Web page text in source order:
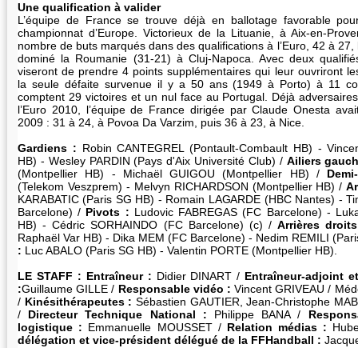
Une qualification à valider
L’équipe de France se trouve déjà en ballotage favorable
championnat d’Europe. Victorieux de la Lituanie, à Aix-en-
nombre de buts marqués dans des qualifications à l’Euro, 42 à
dominé la Roumanie (31-21) à Cluj-Napoca. Avec deux
viseront de prendre 4 points supplémentaires qui leur ouvriront
la seule défaite survenue il y a 50 ans (1949 à Porto) à 11
comptent 29 victoires et un nul face au Portugal. Déjà
l’Euro 2010, l’équipe de France dirigée par Claude Onesta
2009 : 31 à 24, à Povoa Da Varzim, puis 36 à 23, à Nice.
Gardiens : Robin CANTEGREL (Pontault-Combault HB) -
HB) - Wesley PARDIN (Pays d'Aix Université Club) / Ailiers
(Montpellier HB) - Michaël GUIGOU (Montpellier HB) /
(Telekom Veszprem) - Melvyn RICHARDSON (Montpellier HB) /
KARABATIC (Paris SG HB) - Romain LAGARDE (HBC Nantes) -
Barcelone) / Pivots : Ludovic FABREGAS (FC Barcelone) -
HB) - Cédric SORHAINDO (FC Barcelone) (c) / Arrières
Raphaël Var HB) - Dika MEM (FC Barcelone) - Nedim REMILI
: Luc ABALO (Paris SG HB) - Valentin PORTE (Montpellier HB).
LE STAFF : Entraîneur : Didier DINART / Entraîneur-adjoint
:Guillaume GILLE / Responsable vidéo : Vincent GRIVEAU /
/ Kinésithérapeutes : Sébastien GAUTIER, Jean-Christophe
/
Directeur Technique National : Philippe BANA /
logistique : Emmanuelle MOUSSET / Relation médias :
délégation et vice-président délégué de la FFHandball :